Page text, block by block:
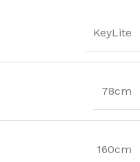
KeyLite
78cm
160cm